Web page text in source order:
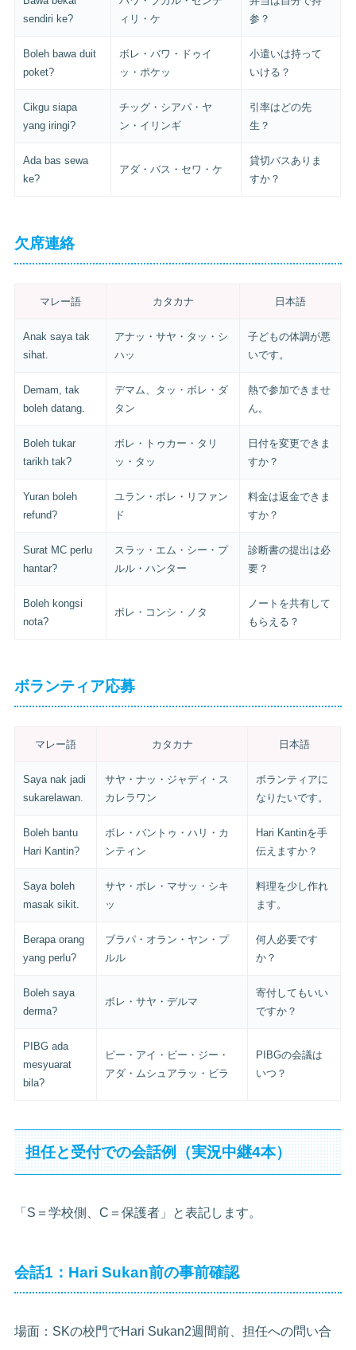
sendiri ke?
ィリ・ケ
参？
Boleh bawa duit
poket?
ボレ・バワ・ドゥイ
ッ・ポケッ
小遣いは持って
いける？
Cikgu siapa
yang iringi?
チッグ・シアパ・ヤ
ン・イリンギ
引率はどの先
生？
Ada bas sewa
ke?
アダ・バス・セワ・ケ
貸切バスありま
すか？
欠席連絡
マレー語 カタカナ 日本語
Anak saya tak
sihat.
アナッ・サヤ・タッ・シ
ハッ
子どもの体調が悪
いです。
Demam, tak
boleh datang.
デマム、タッ・ボレ・ダ
タン
熱で参加できませ
ん。
Boleh tukar
tarikh tak?
ボレ・トゥカー・タリ
ッ・タッ
日付を変更できま
すか？
Yuran boleh
refund?
ユラン・ボレ・リファン
ド
料金は返金できま
すか？
Surat MC perlu
hantar?
スラッ・エム・シー・プ
ルル・ハンター
診断書の提出は必
要？
Boleh kongsi
nota?
ボレ・コンシ・ノタ
ノートを共有して
もらえる？
ボランティア応募
マレー語 カタカナ 日本語
Saya nak jadi
sukarelawan.
サヤ・ナッ・ジャディ・ス
カレラワン
ボランティアに
なりたいです。
Boleh bantu
Hari Kantin?
ボレ・バントゥ・ハリ・カ
ンティン
Hari Kantinを手
伝えますか？
Saya boleh
masak sikit.
サヤ・ボレ・マサッ・シキ
ッ
料理を少し作れ
ます。
Berapa orang
yang perlu?
ブラパ・オラン・ヤン・プ
ルル
何人必要です
か？
Boleh saya
derma?
ボレ・サヤ・デルマ
寄付してもいい
ですか？
PIBG ada
mesyuarat
bila?
ピー・アイ・ビー・ジー・
アダ・ムシュアラッ・ビラ
PIBGの会議は
いつ？
担任と受付での会話例（実況中継4本）
「S＝学校側、C＝保護者」と表記します。
会話1：Hari Sukan前の事前確認
場面：SKの校門でHari Sukan2週間前、担任への問い合